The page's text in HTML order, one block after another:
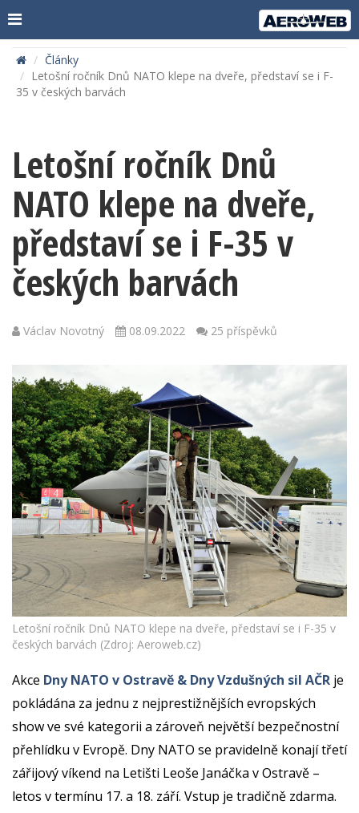
Články
Letošní ročník Dnů NATO klepe na dveře, představí se i F-
35 v českých barvách
Letošní ročník Dnů
NATO klepe na dveře,
představí se i F-35 v
českých barvách
Václav Novotný 08.09.2022 25 příspěvků
Letošní ročník Dnů NATO klepe na dveře, představí se i F-35 v
českých barvách (Zdroj: Aeroweb.cz)
Akce Dny NATO v Ostravě & Dny Vzdušných sil AČR je
pokládána za jednu z nejprestižnějších evropských
show ve své kategorii a zároveň největší bezpečnostní
přehlídku v Evropě. Dny NATO se pravidelně konají třetí
zářijový víkend na Letišti Leoše Janáčka v Ostravě –
letos v termínu 17. a 18. září. Vstup je tradičně zdarma.